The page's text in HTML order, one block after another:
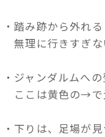
・踏み跡から外れ
無理に行きすぎな
・ジャンダルムへ
ここは黄色の→で
・下りは、足場が